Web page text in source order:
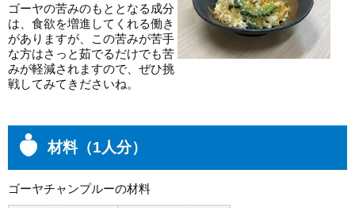
ゴーヤの苦みのもととなる成分
は、食欲を増進してくれる働き
がありますが、この苦みが苦手
な方はさっと茹でるだけでも苦
みが軽減されますので、ぜひ挑
戦してみてきださいね。
材料（1人分）
ゴーヤチャンプルーの材料